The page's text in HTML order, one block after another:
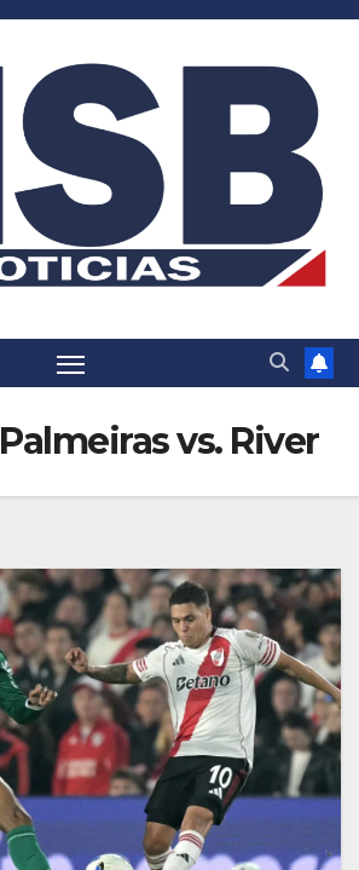
Palmeiras vs. River